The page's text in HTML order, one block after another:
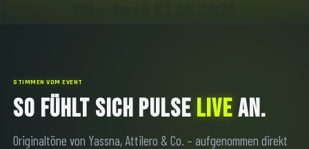
STIMMEN VOM EVENT
SO FÜHLT SICH PULSE LIVEAN.
Originaltöne von Yassna, Attilero & Co. – aufgenommen direkt